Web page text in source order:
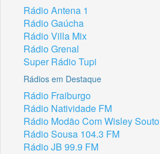
Rádio Antena 1
Rádio Gaúcha
Rádio Villa Mix
Rádio Grenal
Super Rádio Tupi
Rádios em Destaque
Rádio Fraiburgo
Rádio Natividade FM
Rádio Modão Com Wisley Souto
Rádio Sousa 104.3 FM
Rádio JB 99.9 FM